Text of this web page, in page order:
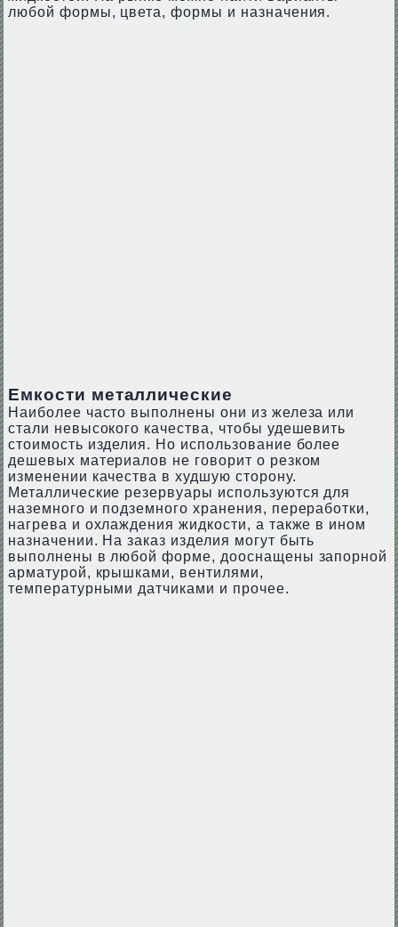
любой формы, цвета, формы и назначения.
Емкости металлические
Наиболее часто выполнены они из железа или
стали невысокого качества, чтобы удешевить
стоимость изделия. Но использование более
дешевых материалов не говорит о резком
изменении качества в худшую сторону.
Металлические резервуары используются для
наземного и подземного хранения, переработки,
нагрева и охлаждения жидкости, а также в ином
назначении. На заказ изделия могут быть
выполнены в любой форме, дооснащены запорной
арматурой, крышками, вентилями,
температурными датчиками и прочее.